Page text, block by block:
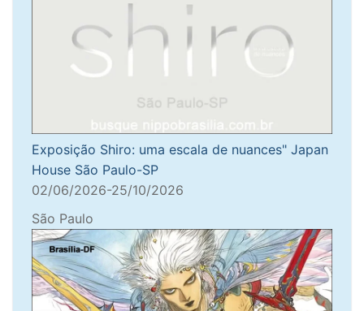
Exposição Shiro: uma escala de nuances" Japan
House São Paulo-SP
02/06/2026-25/10/2026
São Paulo